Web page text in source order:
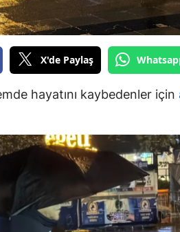
Bursa
Çanakkale
Çankırı
Denizli
Edirne
Elazığ
X'de Paylaş
hayatını kaybedenler için